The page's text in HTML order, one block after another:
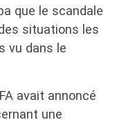
que le scandale
situations les
vu dans le
avait annoncé
une